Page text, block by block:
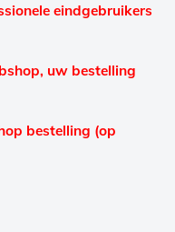
eindgebruikers
uw bestelling
bestelling (op